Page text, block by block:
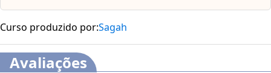
Curso produzido por:Sagah
Avaliações